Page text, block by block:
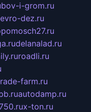
i-grom.ru
evro-dez.ru
delanalad.ru
roadli.ru
farm.ru
autodamp.ru
x-ton.ru